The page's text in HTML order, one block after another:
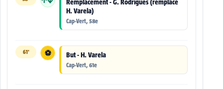
Remplacement - G. Rodrigues (remplace
H. Varela)
Cap-Vert, 58e
61' ⚽ But - H. Varela
Cap-Vert, 61e